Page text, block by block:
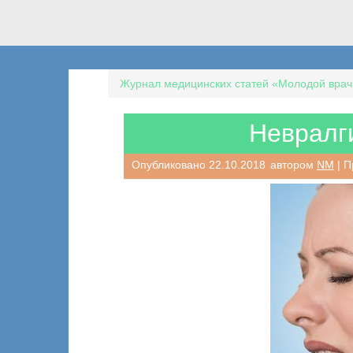
Журнал медицинских статей «Молодой
Опубликовано 22.10.2018 автором NM |